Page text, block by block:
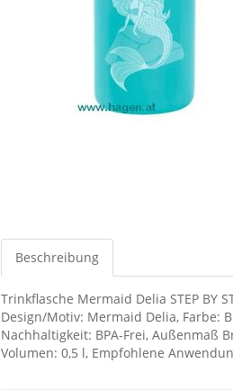
Beschreibung
Trinkflasche Mermaid Delia STEP BY
Design/Motiv: Mermaid Delia, Farbe:
Nachhaltigkeit: BPA-Frei, Außenmaß
Volumen: 0,5 l, Empfohlene